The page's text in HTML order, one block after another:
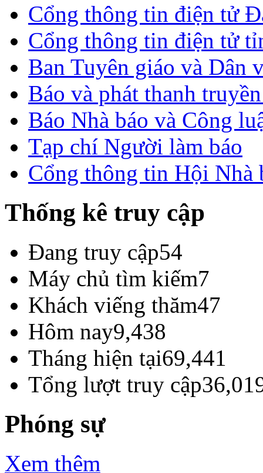
Cổng thông tin điện tử
Cổng thông tin điện tử
Ban Tuyên giáo và Dân
Báo và phát thanh
Báo Nhà báo và Công
Tạp chí Người làm báo
Cổng thông tin Hội Nhà
Thống kê truy cập
Đang truy cập54
Máy chủ tìm kiếm7
Khách viếng thăm47
Hôm nay9,438
Tháng hiện tại69,441
Tổng lượt truy cập
Phóng sự
Xem thêm